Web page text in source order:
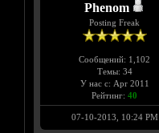
Phenom
Posting Freak
Сообщений: 1,102
Темы: 34
У нас с: Apr 2011
Рейтинг: 40
07-10-2013, 10:24 PM